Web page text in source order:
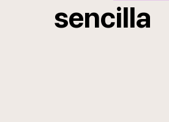
sencilla